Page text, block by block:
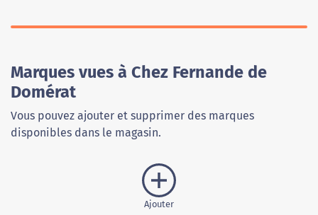
Marques vues à Chez Fernande de
Domérat
Vous pouvez ajouter et supprimer des marques
disponibles dans le magasin.
Ajouter